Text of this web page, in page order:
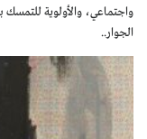
واجتماعي، والأولوية للتمسك
الجوار..